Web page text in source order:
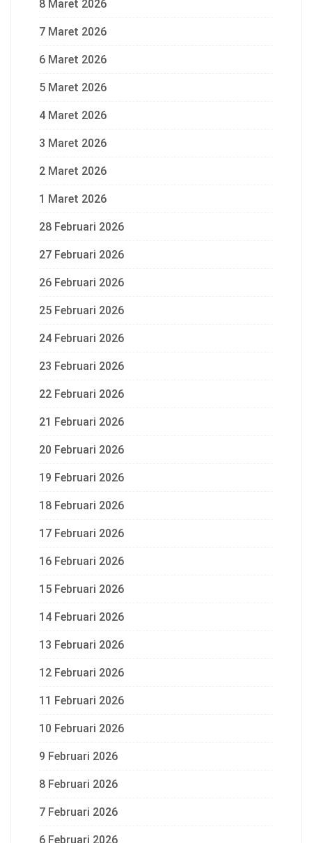
8 Maret 2026
7 Maret 2026
6 Maret 2026
5 Maret 2026
4 Maret 2026
3 Maret 2026
2 Maret 2026
1 Maret 2026
28 Februari 2026
27 Februari 2026
26 Februari 2026
25 Februari 2026
24 Februari 2026
23 Februari 2026
22 Februari 2026
21 Februari 2026
20 Februari 2026
19 Februari 2026
18 Februari 2026
17 Februari 2026
16 Februari 2026
15 Februari 2026
14 Februari 2026
13 Februari 2026
12 Februari 2026
11 Februari 2026
10 Februari 2026
9 Februari 2026
8 Februari 2026
7 Februari 2026
6 Februari 2026